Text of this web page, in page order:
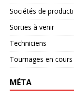
Sociétés de
Sorties à venir
Techniciens
Tournages en cours
MÉTA